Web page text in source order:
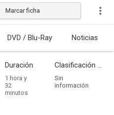
Marcar ficha
DVD / Blu-Ray Noticias
Duración
1 hora y
32
minutos
Clasificación por edades
Sin
información